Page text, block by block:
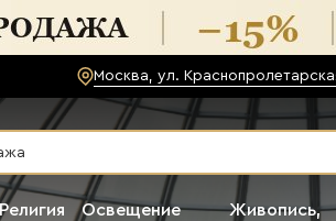
Москва, ул.
Религия Освещение
Живопись,